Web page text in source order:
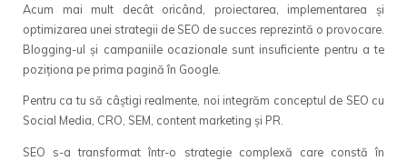
DEZVOLTARE WEB
PROMOVARE WEB
Acum mai mult decât oricând, proiectarea, implementarea și
optimizarea unei strategii de SEO de succes reprezintă o provocare.
Blogging-ul și campaniile ocazionale sunt insuficiente pentru a te
poziționa pe prima pagină în Google.
Pentru ca tu să câștigi realmente, noi integrăm conceptul de SEO cu
Social Media, CRO, SEM, content marketing și PR.
SEO s-a transformat într-o strategie complexă care constă în